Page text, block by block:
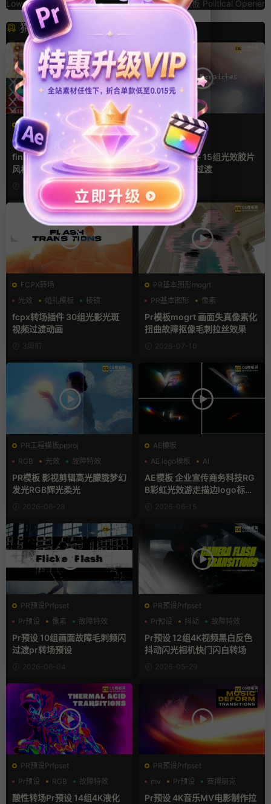
Lower Thirds II 频模板 Political Opener
猜你喜欢
FCPX转场
噪点
复古风 快剪模板
finalcutpro插件 9组胶片电影
风格快剪转场FCPX插件
2小时前
FCPX转场
光效
复古风
支持Intel+M芯片
FCPX转场插件 15组光效胶片
划痕复古视频过渡
3天前
FCPX转场
光效
婚礼模板 棱镜
fcpx转场插件 30组光影光斑
视频过渡动画
3周前
PR基本图形mogrt
PR基本图形
像素
故障特效
Pr模板mogrt 画面失真像素化
扭曲故障抠像毛刺拉丝效果
2026-07-10
PR工程模板prproj
RGB
光效 故障特效
PR模板 影视剪辑高光朦胧梦幻
发光RGB辉光柔光
2026-06-28
AE模板
AE logo模板
AI
LOGO动画
AE模板 企业宣传商务科技RG
B彩虹光效游走描边logo标志
2026-06-15
PR预设Prfpset
Pr预设
像素 故障特效
Pr预设 10组画面故障毛刺频闪
过渡pr转场预设
2026-06-04
PR预设Prfpset
Pr预设
抖动 故障特效
Pr预设 12组4K视频黑白反色
抖动闪光相机快门闪白转场
2026-05-29
PR预设Prfpset
Pr预设
RGB 故障特效
酸性转场Pr预设 14组4K液化
PR预设Prfpset
mv
Pr预设 赛博朋克
Pr预设 4K音乐MV电影制作拉